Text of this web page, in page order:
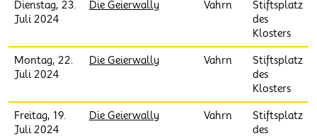
Dienstag, 23.
Juli 2024
Die Geierwally Vahrn
Stiftsplatz
des
Klosters
Montag, 22.
Juli 2024
Die Geierwally Vahrn
Stiftsplatz
des
Klosters
Freitag, 19.
Juli 2024
Die Geierwally Vahrn
Stiftsplatz
des